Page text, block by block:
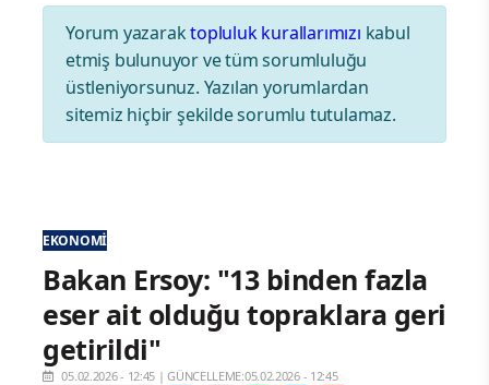
Yorum yazaraktopluluk kurallarımızı kabul
etmiş bulunuyor ve tüm sorumluluğu
üstleniyorsunuz. Yazılan yorumlardan
sitemiz hiçbir şekilde sorumlu tutulamaz.
EKONOMI
Bakan Ersoy: "13 binden fazla
eser ait olduğu topraklara geri
getirildi"
05.02.2026 - 12:45 |GÜNCELLEME:05.02.2026 - 12:45